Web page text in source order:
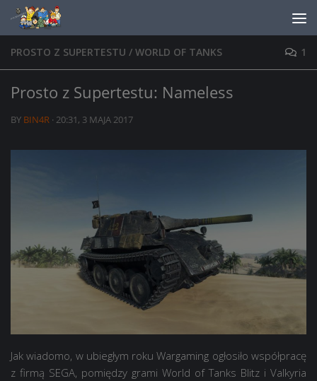
Skip to content
PROSTO Z SUPERTESTU / WORLD OF TANKS 1
Prosto z Supertestu: Nameless
BY BIN4R · 20:31, 3 MAJA 2017
Jak wiadomo, w ubiegłym roku Wargaming ogłosiło współpracę
z firmą SEGA, pomiędzy grami World of Tanks Blitz i Valkyria